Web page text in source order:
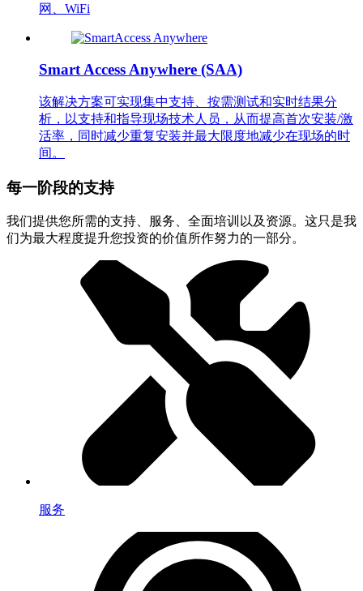
网、WiFi
Smart Access Anywhere (SAA)
该解决方案可实现集中支持、按需测试和实时结果分
析，以支持和指导现场技术人员，从而提高首次安装/激
活率，同时减少重复安装并最大限度地减少在现场的时
间。
每一阶段的支持
我们提供您所需的支持、服务、全面培训以及资源。这只是我
们为最大程度提升您投资的价值所作努力的一部分。
服务